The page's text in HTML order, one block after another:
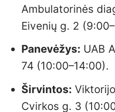
Ambulatorinės
Eivenių g. 2
Panevėžys: UAB
74 (10:00–14:00).
Širvintos:
Cvirkos g. 3